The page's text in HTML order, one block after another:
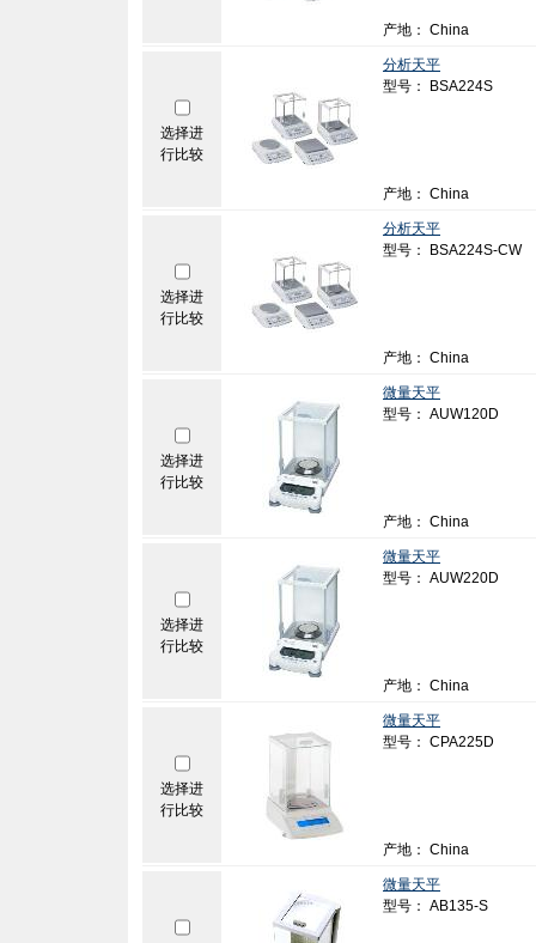
产地： China
选择进
行比较
分析天平
型号： BSA224S
产地： China
选择进
行比较
分析天平
型号： BSA224S-CW
产地： China
选择进
行比较
微量天平
型号： AUW120D
产地： China
选择进
行比较
微量天平
型号： AUW220D
产地： China
选择进
行比较
微量天平
型号： CPA225D
产地： China
微量天平
型号： AB135-S